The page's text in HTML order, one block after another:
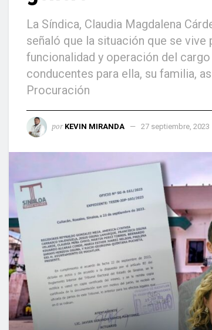
La Síndica, Claudia Magdalena
señaló que la situación que se
funcionalidad y operación del
conducentes para ella, su familia,
Procuración
por KEVIN MIRANDA 27 septiembre, 2023